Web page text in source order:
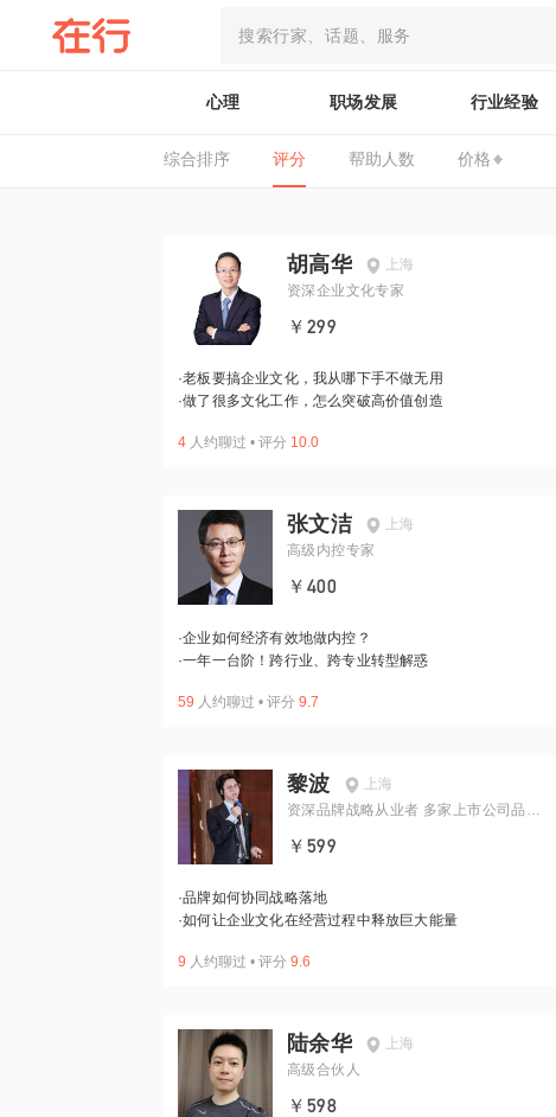
心理 职场发展 行业经验
综合排序 评分 帮助人数 价格
胡高华
上海
资深企业文化专家
￥299
·老板要搞企业文化，我从哪下手不做无用
·做了很多文化工作，怎么突破高价值创造
4 人约聊过 • 评分 10.0
张文洁
上海
高级内控专家
￥400
·企业如何经济有效地做内控？
·一年一台阶！跨行业、跨专业转型解惑
59 人约聊过 • 评分 9.7
黎波
上海
资深品牌战略从业者 多家上市公司品牌
￥599
·品牌如何协同战略落地
·如何让企业文化在经营过程中释放巨大能量
9 人约聊过 • 评分 9.6
陆余华
上海
高级合伙人
￥598